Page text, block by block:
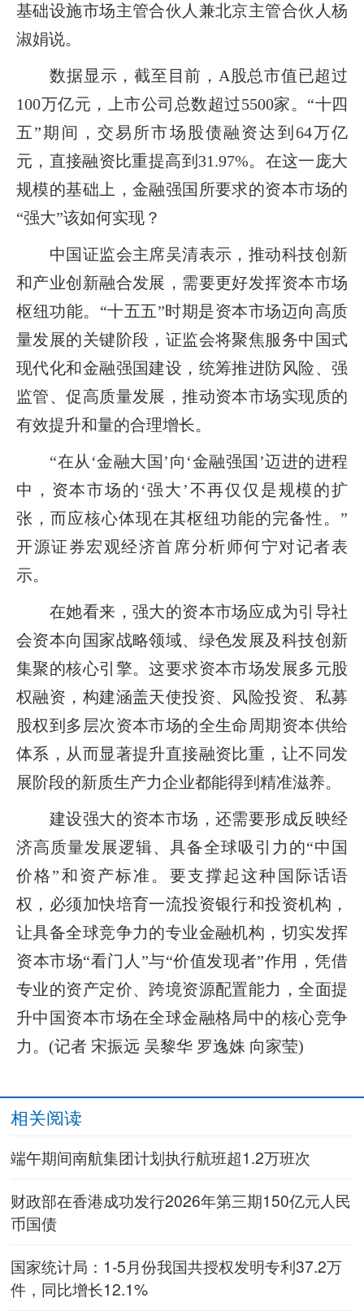
基础设施市场主管合伙人兼北京主管合伙人杨
淑娟说。
数据显示，截至目前，A股总市值已超过
100万亿元，上市公司总数超过5500家。“十四
五”期间，交易所市场股债融资达到64万亿
元，直接融资比重提高到31.97%。在这一庞大
规模的基础上，金融强国所要求的资本市场的
“强大”该如何实现？
中国证监会主席吴清表示，推动科技创新
和产业创新融合发展，需要更好发挥资本市场
枢纽功能。“十五五”时期是资本市场迈向高质
量发展的关键阶段，证监会将聚焦服务中国式
现代化和金融强国建设，统筹推进防风险、强
监管、促高质量发展，推动资本市场实现质的
有效提升和量的合理增长。
“在从‘金融大国’向‘金融强国’迈进的进程
中，资本市场的‘强大’不再仅仅是规模的扩
张，而应核心体现在其枢纽功能的完备性。”
开源证券宏观经济首席分析师何宁对记者表
示。
在她看来，强大的资本市场应成为引导社
会资本向国家战略领域、绿色发展及科技创新
集聚的核心引擎。这要求资本市场发展多元股
权融资，构建涵盖天使投资、风险投资、私募
股权到多层次资本市场的全生命周期资本供给
体系，从而显著提升直接融资比重，让不同发
展阶段的新质生产力企业都能得到精准滋养。
建设强大的资本市场，还需要形成反映经
济高质量发展逻辑、具备全球吸引力的“中国
价格”和资产标准。要支撑起这种国际话语
权，必须加快培育一流投资银行和投资机构，
让具备全球竞争力的专业金融机构，切实发挥
资本市场“看门人”与“价值发现者”作用，凭借
专业的资产定价、跨境资源配置能力，全面提
升中国资本市场在全球金融格局中的核心竞争
力。(记者 宋振远 吴黎华 罗逸姝 向家莹)
相关阅读
端午期间南航集团计划执行航班超1.2万班次
财政部在香港成功发行2026年第三期150亿元人民
币国债
国家统计局：1-5月份我国共授权发明专利37.2万
件，同比增长12.1%